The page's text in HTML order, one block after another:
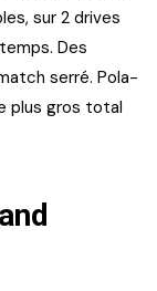
sur 2 drives
Des
serré. Pola-
plus gros total